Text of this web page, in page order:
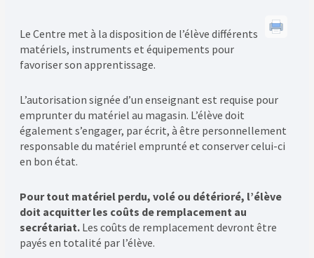
Le Centre met à la disposition de l’élève différents
matériels, instruments et équipements pour
favoriser son apprentissage.
L’autorisation signée d’un enseignant est requise pour
emprunter du matériel au magasin. L’élève doit
également s’engager, par écrit, à être personnellement
responsable du matériel emprunté et conserver celui-ci
en bon état.
Pour tout matériel perdu, volé ou détérioré, l’élève
doit acquitter les coûts de remplacement au
secrétariat. Les coûts de remplacement devront être
payés en totalité par l’élève.